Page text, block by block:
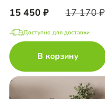
15 450 17 170
Доступно для доставки
В корзину